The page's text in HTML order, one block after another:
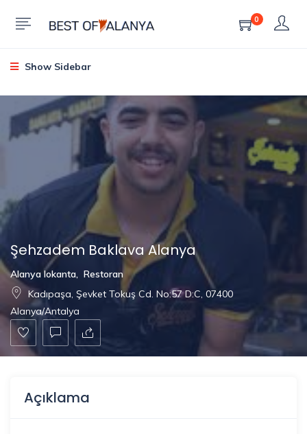
0
Show Sidebar
Şehzadem Baklava Alanya
Alanya lokanta, Restoran
Kadıpaşa, Şevket Tokuş Cd. No:57 D:C, 07400
Alanya/Antalya
Açıklama